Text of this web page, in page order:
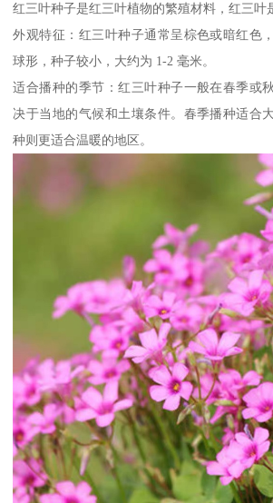
红三叶种子是红三叶植物的繁殖材料，红三叶
外观特征：红三叶种子通常呈棕色或暗红色
球形，种子较小，大约为 1-2 毫米。
适合播种的季节：红三叶种子一般在春季或
决于当地的气候和土壤条件。春季播种适合
种则更适合温暖的地区。